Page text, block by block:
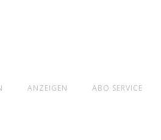
ANZEIGEN ABO SERVICE